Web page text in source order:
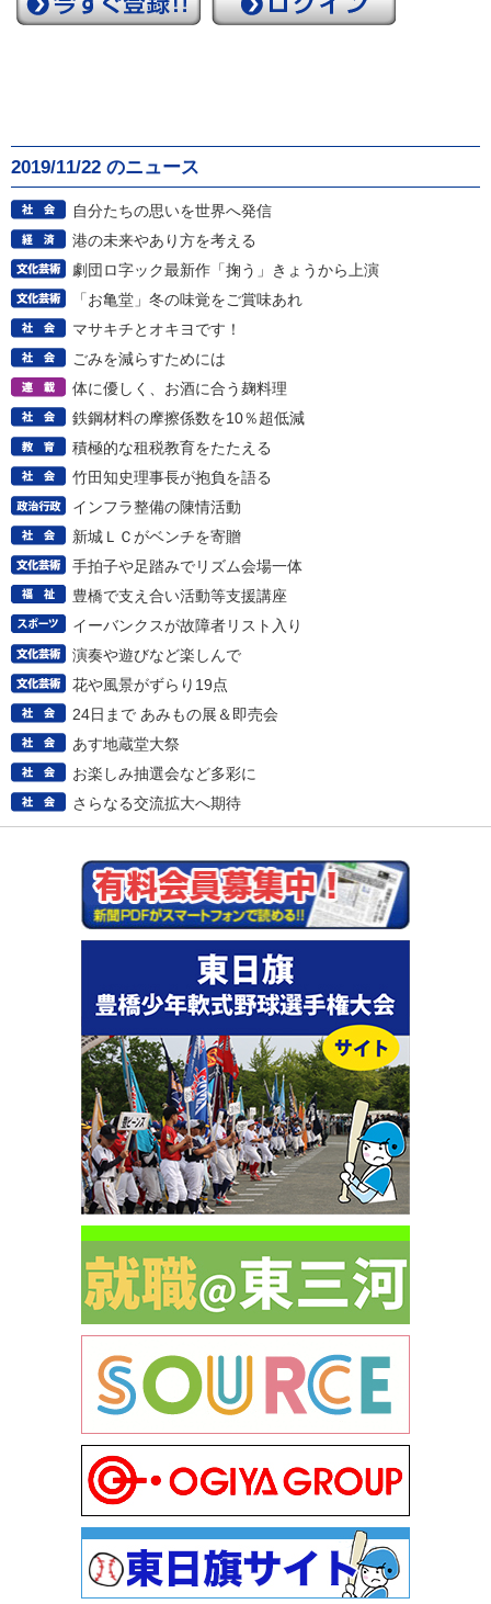
2019/11/22 のニュース
自分たちの思いを世界へ発信
港の未来やあり方を考える
劇団ロ字ック最新作「掬う」きょうから上演
「お亀堂」冬の味覚をご賞味あれ
マサキチとオキヨです！
ごみを減らすためには
体に優しく、お酒に合う麹料理
鉄鋼材料の摩擦係数を10％超低減
積極的な租税教育をたたえる
竹田知史理事長が抱負を語る
インフラ整備の陳情活動
新城ＬＣがベンチを寄贈
手拍子や足踏みでリズム会場一体
豊橋で支え合い活動等支援講座
イーバンクスが故障者リスト入り
演奏や遊びなど楽しんで
花や風景がずらり19点
24日まで あみもの展＆即売会
あす地蔵堂大祭
お楽しみ抽選会など多彩に
さらなる交流拡大へ期待